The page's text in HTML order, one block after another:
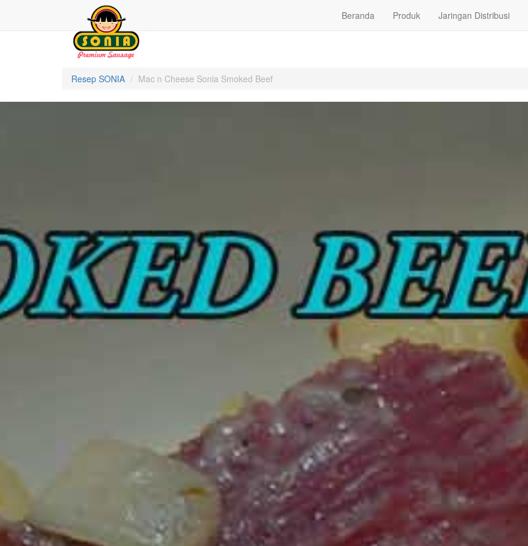
Beranda Produk Jaringan Distribusi
Resep SONIA Mac n Cheese Sonia Smoked Beef